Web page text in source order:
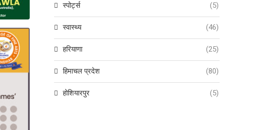
स्पोर्ट्स (5)
स्वास्थ्य (46)
हरियाणा (25)
हिमाचल प्रदेश (80)
होशियारपुर (5)